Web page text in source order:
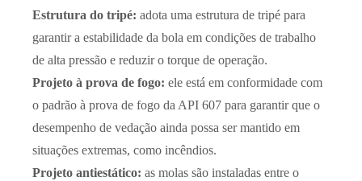
Estrutura do tripé: adota uma estrutura de tripé para
garantir a estabilidade da bola em condições de trabalho
de alta pressão e reduzir o torque de operação.
Projeto à prova de fogo: ele está em conformidade com
o padrão à prova de fogo da API 607 para garantir que o
desempenho de vedação ainda possa ser mantido em
situações extremas, como incêndios.
Projeto antiestático: as molas são instaladas entre o